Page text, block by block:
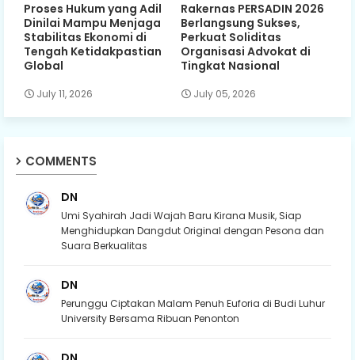
Proses Hukum yang Adil
Dinilai Mampu Menjaga
Stabilitas Ekonomi di
Tengah Ketidakpastian
Global
July 11, 2026
Rakernas PERSADIN 2026
Berlangsung Sukses,
Perkuat Soliditas
Organisasi Advokat di
Tingkat Nasional
July 05, 2026
COMMENTS
DN
Umi Syahirah Jadi Wajah Baru Kirana Musik, Siap
Menghidupkan Dangdut Original dengan Pesona dan
Suara Berkualitas
DN
Perunggu Ciptakan Malam Penuh Euforia di Budi Luhur
University Bersama Ribuan Penonton